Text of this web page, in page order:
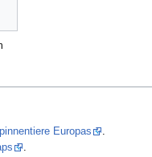
Europas
.
.